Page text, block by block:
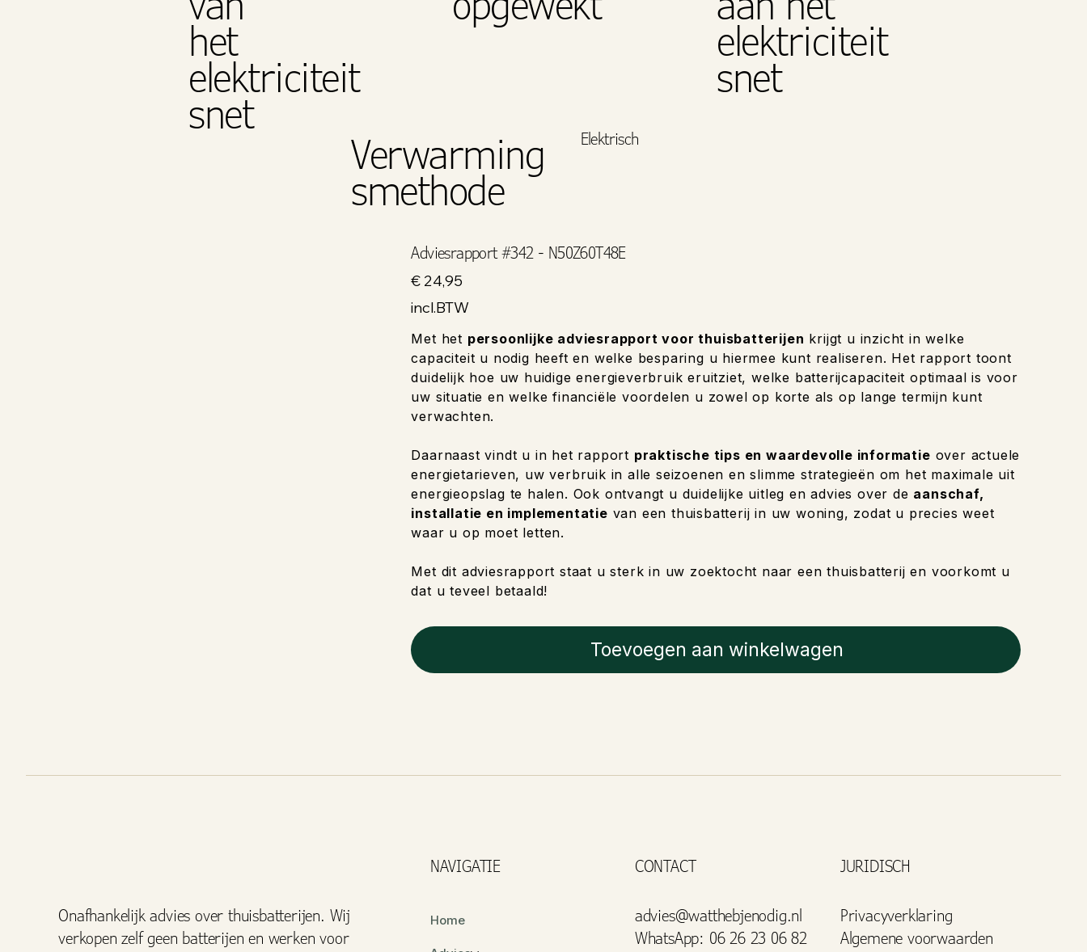
het
elektriciteit
snet
elektriciteit
snet
Verwarming
smethode
Elektrisch
Adviesrapport #342 - N50Z60T48E
Prijs
€ 24,95
incl.BTW
Met het persoonlijke adviesrapport voor thuisbatterijen krijgt u inzicht in welke
capaciteit u nodig heeft en welke besparing u hiermee kunt realiseren. Het rapport toont
duidelijk hoe uw huidige energieverbruik eruitziet, welke batterijcapaciteit optimaal is voor
uw situatie en welke financiële voordelen u zowel op korte als op lange termijn kunt
verwachten.
Daarnaast vindt u in het rapport praktische tips en waardevolle informatie over actuele
energietarieven, uw verbruik in alle seizoenen en slimme strategieën om het maximale uit
energieopslag te halen. Ook ontvangt u duidelijke uitleg en advies over de aanschaf,
installatie en implementatie van een thuisbatterij in uw woning, zodat u precies weet
waar u op moet letten.
Met dit adviesrapport staat u sterk in uw zoektocht naar een thuisbatterij en voorkomt u
dat u teveel betaald!
Toevoegen aan winkelwagen
NAVIGATIE CONTACT JURIDISCH
Onafhankelijk advies over thuisbatterijen. Wij
verkopen zelf geen batterijen en werken voor
Home
advies@watthebjenodig.nl
WhatsApp: 06 26 23 06 82
Privacyverklaring
Algemene voorwaarden